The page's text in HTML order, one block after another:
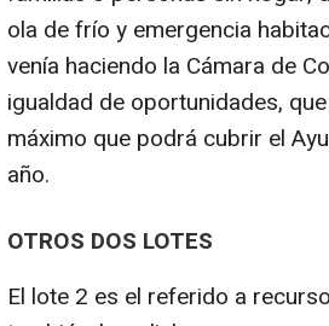
ola de frío y emergencia
venía haciendo la Cámara de
igualdad de oportunidades,
máximo que podrá cubrir el
año.
OTROS DOS LOTES
El lote 2 es el referido a